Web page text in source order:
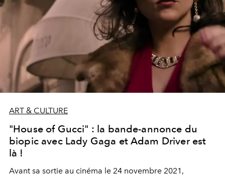
ART & CULTURE
"House of Gucci" : la bande-annonce du
biopic avec Lady Gaga et Adam Driver est
là !
Avant sa sortie au cinéma le 24 novembre 2021,